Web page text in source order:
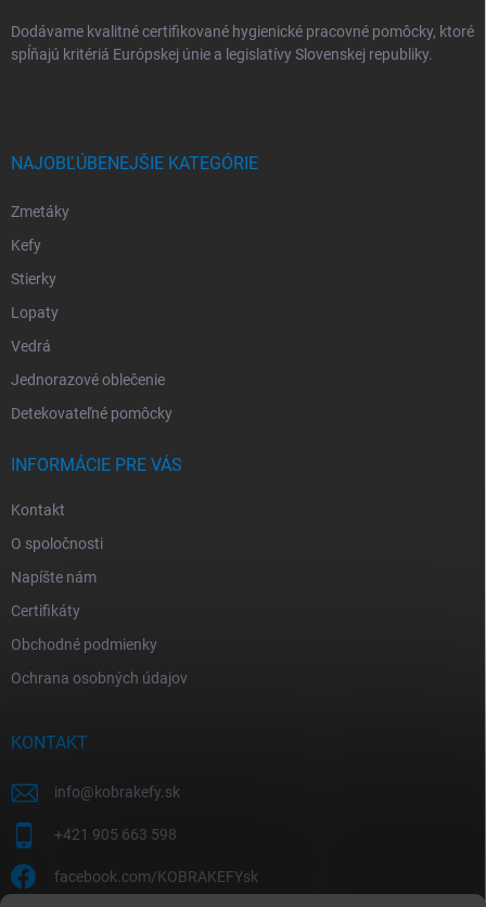
Dodávame kvalitné certifikované hygienické pracovné pomôcky, ktoré
spĺňajú kritériá Európskej únie a legislatívy Slovenskej republiky.
NAJOBĽÚBENEJŠIE KATEGÓRIE
Zmetáky
Kefy
Stierky
Lopaty
Vedrá
Jednorazové oblečenie
Detekovateľné pomôcky
INFORMÁCIE PRE VÁS
Kontakt
O spoločnosti
Napíšte nám
Certifikáty
Obchodné podmienky
Ochrana osobných údajov
KONTAKT
info@kobrakefy.sk
+421 905 663 598
facebook.com/KOBRAKEFYsk